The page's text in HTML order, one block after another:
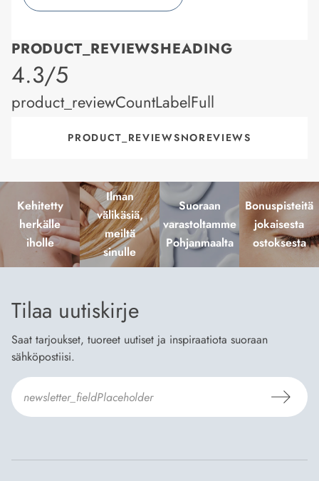
PRODUCT_REVIEWSHEADING
product_rating
4.3/5
product_reviewCountLabelFull
PRODUCT_REVIEWSNOREVIEWS
Kehitetty
herkälle
iholle
Ilman
välikäsiä,
meiltä
sinulle
Suoraan
varastoltamme
Pohjanmaalta
Bonuspisteitä
jokaisesta
ostoksesta
Tilaa uutiskirje
Saat tarjoukset, tuoreet uutiset ja inspiraatiota suoraan
sähköpostiisi.